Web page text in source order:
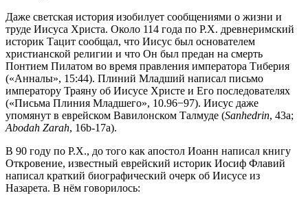
Даже светская история изобилует сообщениями о жизни и
труде Иисуса Христа. Около 114 года по Р.Х. древнеримский
историк Тацит сообщал, что Иисус был основателем
христианской религии и что Он был предан на смерть
Понтием Пилатом во время правления императора Тиберия
(«Анналы», 15:44). Плиний Младший написал письмо
императору Траяну об Иисусе Христе и Его последователях
(«Письма Плиния Младшего», 10.96−97). Иисус даже
упомянут в еврейском Вавилонском Талмуде (Sanhedrin, 43a;
Abodah Zarah, 16b-17a).
В 90 году по Р.Х., до того как апостол Иоанн написал книгу
Откровение, известный еврейский историк Иосиф Флавий
написал краткий биографический очерк об Иисусе из
Назарета. В нём говорилось: